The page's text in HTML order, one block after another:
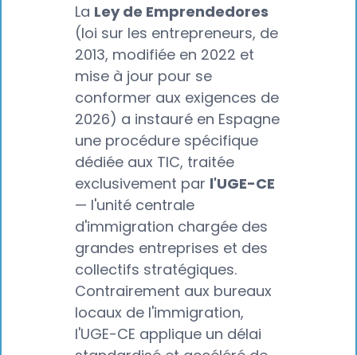
La Ley de Emprendedores
(loi sur les entrepreneurs, de
2013, modifiée en 2022 et
mise à jour pour se
conformer aux exigences de
2026) a instauré en Espagne
une procédure spécifique
dédiée aux TIC, traitée
exclusivement par l'UGE-CE
— l'unité centrale
d'immigration chargée des
grandes entreprises et des
collectifs stratégiques.
Contrairement aux bureaux
locaux de l'immigration,
l'UGE-CE applique un délai